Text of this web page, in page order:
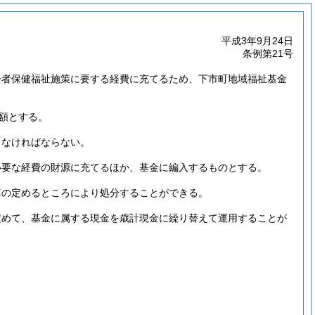
平成3年9月24日
条例第21号
保健福祉施策に要する経費に充てるため、下市町地域福祉基金
とする。
ければならない。
経費の財源に充てるほか、基金に編入するものとする。
定めるところにより処分することができる。
て、基金に属する現金を歳計現金に繰り替えて運用することが